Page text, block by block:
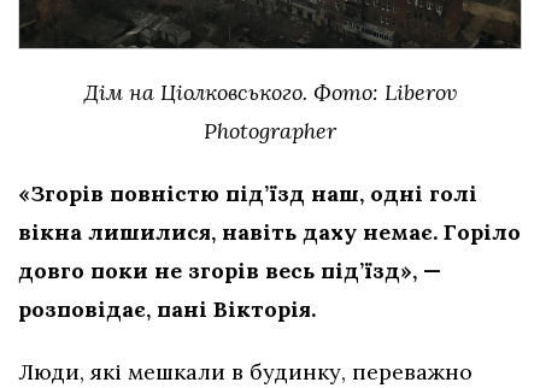
Дім на Ціолковського. Фото: Liberov
Photographer
«Згорів повністю під’їзд наш, одні голі
вікна лишилися, навіть даху немає. Горіло
довго поки не згорів весь під’їзд», —
розповідає, пані Вікторія.
Люди, які мешкали в будинку, переважно